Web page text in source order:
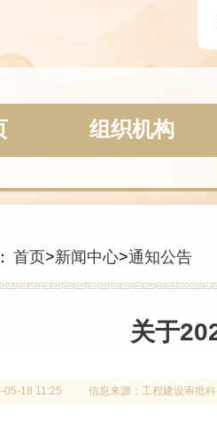
组织机构
首页>新闻中心>通知公告
关于
05-18 11:25 信息来源： 工程建设审批科